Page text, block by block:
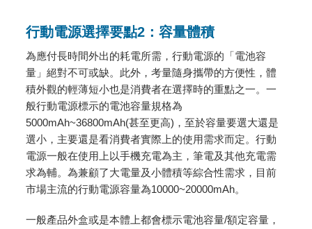
行動電源選擇要點2：容量體積
為應付長時間外出的耗電所需，行動電源的「電池容
量」絕對不可或缺。此外，考量隨身攜帶的方便性，體
積外觀的輕薄短小也是消費者在選擇時的重點之一。一
般行動電源標示的電池容量規格為
5000mAh~36800mAh(甚至更高)，至於容量要選大還是
選小，主要還是看消費者實際上的使用需求而定。行動
電源一般在使用上以手機充電為主，筆電及其他充電需
求為輔。為兼顧了大電量及小體積等綜合性需求，目前
市場主流的行動電源容量為10000~20000mAh。
一般產品外盒或是本體上都會標示電池容量/額定容量，